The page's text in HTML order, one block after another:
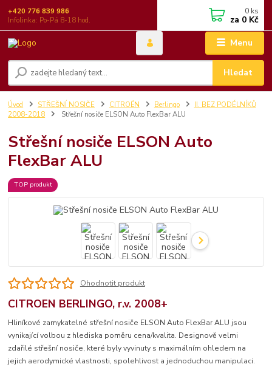
Menu
Hledat
+420 776 839 986
Infolinka: Po-Pá 8-18 hod.
0 ks
za 0 Kč
Úvod STŘEŠNÍ NOSIČE CITROËN Berlingo
II. BEZ PODÉLNÍKŮ
2008-2018
Střešní nosiče ELSON Auto FlexBar ALU
Střešní nosiče ELSON Auto
FlexBar ALU
TOP produkt
Ohodnotit produkt
CITROEN BERLINGO, r.v. 2008+
Hliníkové zamykatelné střešní nosiče ELSON Auto FlexBar ALU jsou
vynikající volbou z hlediska poměru cena/kvalita. Designově velmi
zdařilé střešní nosiče, které byly vyvinuty s maximálním ohledem na
jejich aerodymické vlastnosti, spolehlivost a jednoduchou manipulaci.